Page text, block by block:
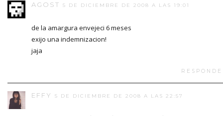
AGOST 5 DE DICIEMBRE DE 2008 A LAS 19:01
de la amargura envejeci 6 meses
exijo una indemnizacion!
jaja
EFFY 5 DE DICIEMBRE DE 2008 A LAS 22:57